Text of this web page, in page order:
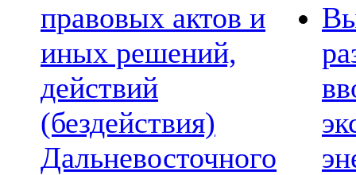
правовых актов и
иных решений,
действий
(бездействия)
Дальневосточного